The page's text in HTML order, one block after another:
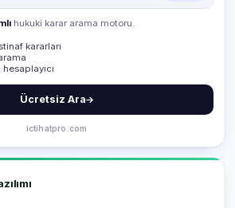
hukuki karar arama motoru.
kararları
Ücretsiz Ara
ictihatpro.com